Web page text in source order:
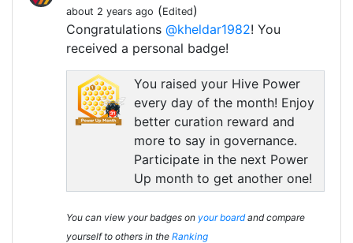
about 2 years ago (Edited)
Congratulations @kheldar1982! You
received a personal badge!
You raised your Hive Power
every day of the month! Enjoy
better curation reward and
more to say in governance.
Participate in the next Power
Up month to get another one!
You can view your badges on your boardand compare
yourself to others in the Ranking